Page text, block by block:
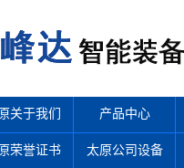
关于我们 产品中心
荣誉证书 太原公司设备